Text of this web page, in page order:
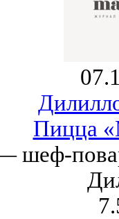
Пицца
шеф-